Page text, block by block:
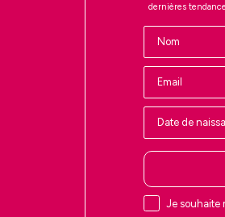
dernières
Nombre
Je souhaite